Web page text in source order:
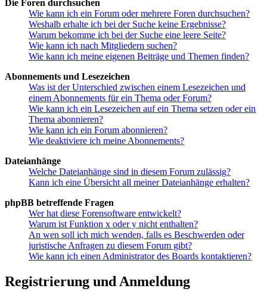
Die Foren durchsuchen
Wie kann ich ein Forum oder mehrere Foren durchsuchen?
Weshalb erhalte ich bei der Suche keine Ergebnisse?
Warum bekomme ich bei der Suche eine leere Seite?
Wie kann ich nach Mitgliedern suchen?
Wie kann ich meine eigenen Beiträge und Themen finden?
Abonnements und Lesezeichen
Was ist der Unterschied zwischen einem Lesezeichen und
einem Abonnements für ein Thema oder Forum?
Wie kann ich ein Lesezeichen auf ein Thema setzen oder ein
Thema abonnieren?
Wie kann ich ein Forum abonnieren?
Wie deaktiviere ich meine Abonnements?
Dateianhänge
Welche Dateianhänge sind in diesem Forum zulässig?
Kann ich eine Übersicht all meiner Dateianhänge erhalten?
phpBB betreffende Fragen
Wer hat diese Forensoftware entwickelt?
Warum ist Funktion x oder y nicht enthalten?
An wen soll ich mich wenden, falls es Beschwerden oder
juristische Anfragen zu diesem Forum gibt?
Wie kann ich einen Administrator des Boards kontaktieren?
Registrierung und Anmeldung